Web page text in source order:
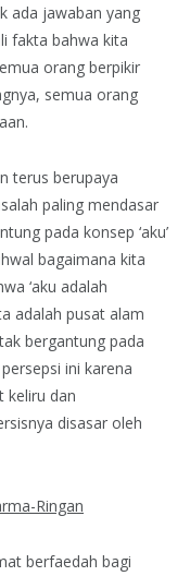
ada jawaban yang
fakta bahwa kita
orang berpikir
semua orang
terus berupaya
paling mendasar
pada konsep ‘aku’
bagaimana kita
‘aku adalah
adalah pusat alam
bergantung pada
ini karena
keliru dan
disasar oleh
Ringan
berfaedah bagi